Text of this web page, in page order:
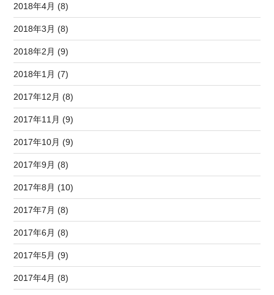
2018年4月 (8)
2018年3月 (8)
2018年2月 (9)
2018年1月 (7)
2017年12月 (8)
2017年11月 (9)
2017年10月 (9)
2017年9月 (8)
2017年8月 (10)
2017年7月 (8)
2017年6月 (8)
2017年5月 (9)
2017年4月 (8)